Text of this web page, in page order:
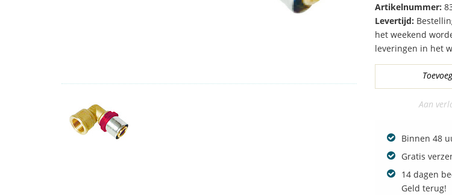
Artikelnummer:
Levertijd:
het weekend
leveringen in het
Aan
Binnen 48
Gratis
14 dagen
Geld terug!